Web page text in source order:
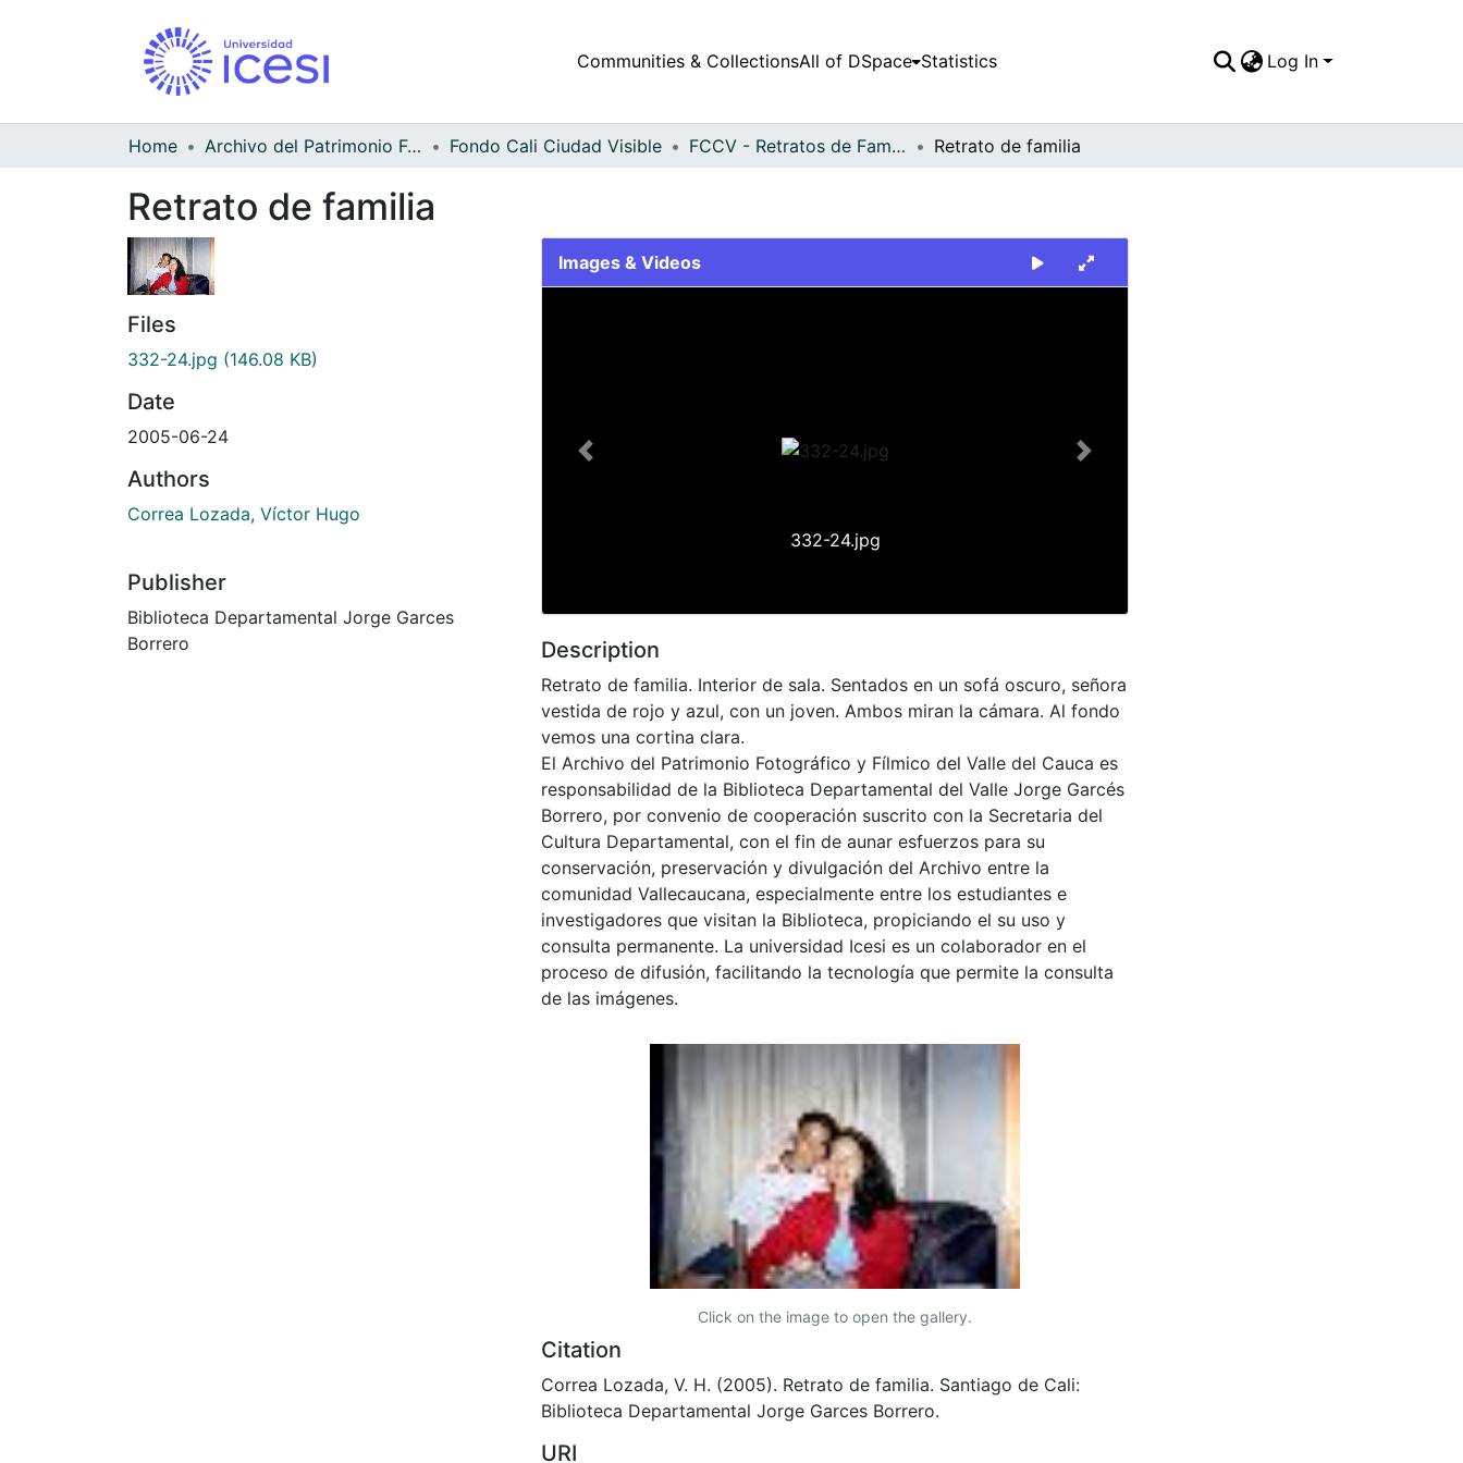
Communities & CollectionsAll of DSpace Statistics Log In
Home Archivo del Patrimonio Fotográfico y Fílmico del Valle del Cauca Fondo Cali Ciudad Visible FCCV - Retratos de Familia - Patrimonial Retrato de familia
Retrato de familia
Files
332-24.jpg (146.08 KB)
Date
2005-06-24
Authors
Correa Lozada, Víctor Hugo
Publisher
Biblioteca Departamental Jorge Garces
Borrero
Images & Videos
332-24.jpg
Previous Next
Description
Retrato de familia. Interior de sala. Sentados en un sofá oscuro, señora
vestida de rojo y azul, con un joven. Ambos miran la cámara. Al fondo
vemos una cortina clara.
El Archivo del Patrimonio Fotográfico y Fílmico del Valle del Cauca es
responsabilidad de la Biblioteca Departamental del Valle Jorge Garcés
Borrero, por convenio de cooperación suscrito con la Secretaria del
Cultura Departamental, con el fin de aunar esfuerzos para su
conservación, preservación y divulgación del Archivo entre la
comunidad Vallecaucana, especialmente entre los estudiantes e
investigadores que visitan la Biblioteca, propiciando el su uso y
consulta permanente. La universidad Icesi es un colaborador en el
proceso de difusión, facilitando la tecnología que permite la consulta
de las imágenes.
Click on the image to open the gallery.
Citation
Correa Lozada, V. H. (2005). Retrato de familia. Santiago de Cali:
Biblioteca Departamental Jorge Garces Borrero.
URI